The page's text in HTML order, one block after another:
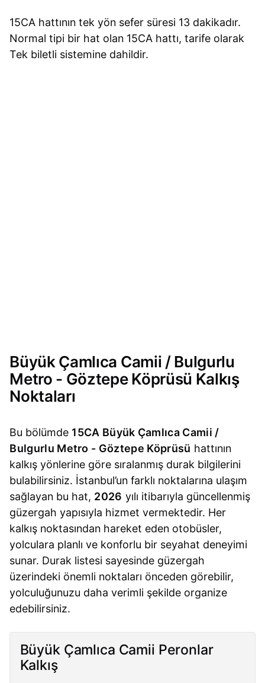
15CA hattının tek yön sefer süresi 13 dakikadır.
Normal tipi bir hat olan 15CA hattı, tarife olarak
Tek biletli sistemine dahildir.
Büyük Çamlıca Camii / Bulgurlu
Metro - Göztepe Köprüsü Kalkış
Noktaları
Bu bölümde 15CA Büyük Çamlıca Camii /
Bulgurlu Metro - Göztepe Köprüsü hattının
kalkış yönlerine göre sıralanmış durak bilgilerini
bulabilirsiniz. İstanbul’un farklı noktalarına ulaşım
sağlayan bu hat, 2026 yılı itibarıyla güncellenmiş
güzergah yapısıyla hizmet vermektedir. Her
kalkış noktasından hareket eden otobüsler,
yolculara planlı ve konforlu bir seyahat deneyimi
sunar. Durak listesi sayesinde güzergah
üzerindeki önemli noktaları önceden görebilir,
yolculuğunuzu daha verimli şekilde organize
edebilirsiniz.
Büyük Çamlıca Camii Peronlar
Kalkış